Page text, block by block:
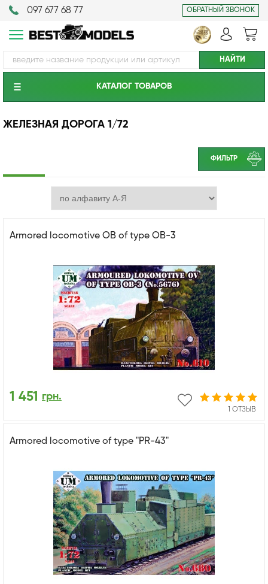
097 677 68 77 ОБРАТНЫЙ ЗВОНОК
КАТАЛОГ ТОВАРОВ
ЖЕЛЕЗНАЯ ДОРОГА 1/72
ФИЛЬТР
Armored locomotive OB of type OB-3
1 ОТЗЫВ
1 451 грн.
Armored locomotive of type "PR-43"